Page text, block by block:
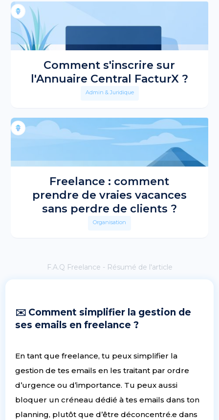
Comment s'inscrire sur
l'Annuaire Central FacturX ?
Admin & Juridique
Freelance : comment
prendre de vraies vacances
sans perdre de clients ?
Organisation
F.A.Q Freelance - Résumé de l'article
✉️ Comment simplifier la gestion de
ses emails en freelance ?
En tant que freelance, tu peux simplifier la
gestion de tes emails en les traitant par ordre
d’urgence ou d’importance. Tu peux aussi
bloquer un créneau dédié à tes emails dans ton
planning, plutôt que d’être déconcentré.e dans